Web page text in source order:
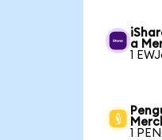
a
1
1